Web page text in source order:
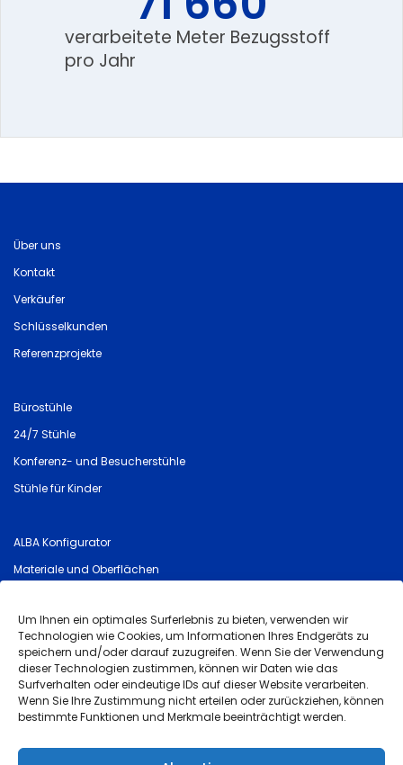
Um Ihnen ein optimales Surferlebnis zu bieten, verwenden wir
Technologien wie Cookies, um Informationen Ihres Endgeräts zu
speichern und/oder darauf zuzugreifen. Wenn Sie der Verwendung
dieser Technologien zustimmen, können wir Daten wie das
Surfverhalten oder eindeutige IDs auf dieser Website verarbeiten.
Wenn Sie Ihre Zustimmung nicht erteilen oder zurückziehen, können
bestimmte Funktionen und Merkmale beeinträchtigt werden.
verarbeitete Meter Bezugsstoff
pro Jahr
Über uns
Kontakt
Verkäufer
Schlüsselkunden
Referenzprojekte
Bürostühle
24/7 Stühle
Konferenz- und Besucherstühle
Stühle für Kinder
ALBA Konfigurator
Materiale und Oberflächen
Allgemeine Sicherheitshinweise (GPSR)
Impressum
Allgemeine Geschäftsbedingungen